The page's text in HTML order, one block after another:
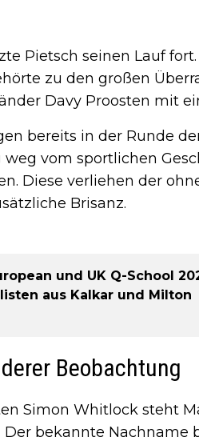
Pietsch seinen Lauf
zu den großen
Davy Proosten mit
bereits in der Runde
vom sportlichen
Diese verliehen der
Brisanz.
und UK Q-School
aus Kalkar und Milton
Beobachtung
Simon Whitlock steht
bekannte Nachname